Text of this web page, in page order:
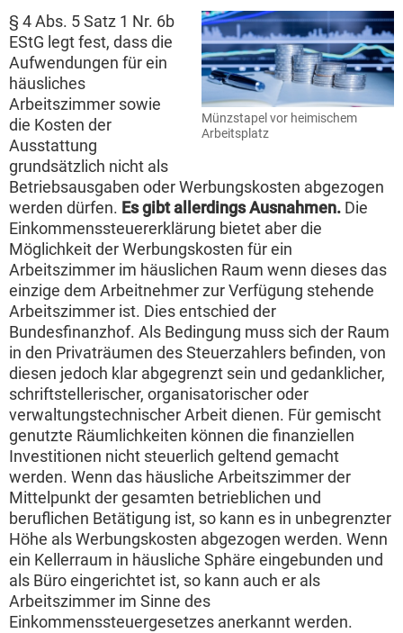
Münzstapel vor heimischem
Arbeitsplatz
§ 4 Abs. 5 Satz 1 Nr. 6b
EStG legt fest, dass die
Aufwendungen für ein
häusliches
Arbeitszimmer sowie
die Kosten der
Ausstattung
grundsätzlich nicht als
Betriebsausgaben oder Werbungskosten abgezogen
werden dürfen. Es gibt allerdings Ausnahmen. Die
Einkommenssteuererklärung bietet aber die
Möglichkeit der Werbungskosten für ein
Arbeitszimmer im häuslichen Raum wenn dieses das
einzige dem Arbeitnehmer zur Verfügung stehende
Arbeitszimmer ist. Dies entschied der
Bundesfinanzhof. Als Bedingung muss sich der Raum
in den Privaträumen des Steuerzahlers befinden, von
diesen jedoch klar abgegrenzt sein und gedanklicher,
schriftstellerischer, organisatorischer oder
verwaltungstechnischer Arbeit dienen. Für gemischt
genutzte Räumlichkeiten können die finanziellen
Investitionen nicht steuerlich geltend gemacht
werden. Wenn das häusliche Arbeitszimmer der
Mittelpunkt der gesamten betrieblichen und
beruflichen Betätigung ist, so kann es in unbegrenzter
Höhe als Werbungskosten abgezogen werden. Wenn
ein Kellerraum in häusliche Sphäre eingebunden und
als Büro eingerichtet ist, so kann auch er als
Arbeitszimmer im Sinne des
Einkommenssteuergesetzes anerkannt werden.